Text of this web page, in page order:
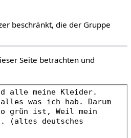
beschränkt, die der Gruppe
Seite betrachten und